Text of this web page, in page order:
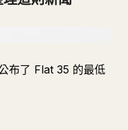
布了 Flat 35 的最低